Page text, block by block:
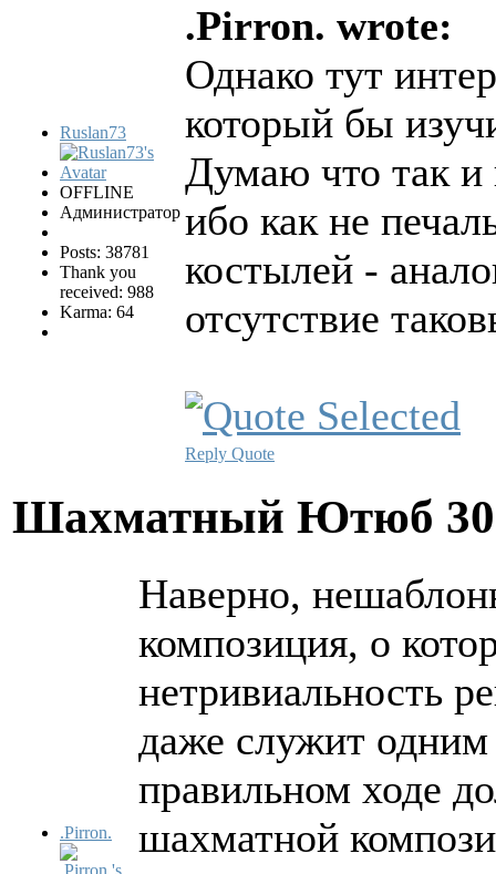
Ruslan73
OFFLINE
Администратор
Posts: 38781
Thank you
received: 988
Karma: 64
.Pirron. wrote:
Однако тут
который бы
Думаю что так и
ибо как не
костылей -
отсутствие
Reply Quote
Шахматный Ютюб
.Pirron.
Наверно,
композиция, о
нетривиальность
даже служит
правильном ходе
шахматной